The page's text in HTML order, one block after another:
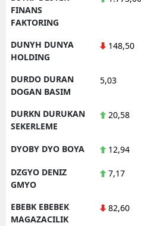
FINANS
FAKTORING
DUNYH DUNYA
HOLDING
148,50
DURDO DURAN
DOGAN BASIM
5,03
DURKN DURUKAN
SEKERLEME
20,58
DYOBY DYO BOYA 12,94
DZGYO DENIZ
GMYO
7,17
EBEBK EBEBEK
MAGAZACILIK
82,60